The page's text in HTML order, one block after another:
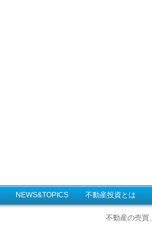
NEWS&TOPICS 不動産投資とは
不動産の売買